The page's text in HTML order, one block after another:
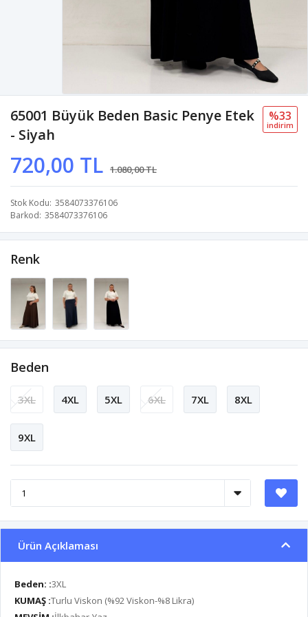
65001 Büyük Beden Basic Penye Etek
- Siyah
720,00 TL 1.080,00 TL
%33
i̇ndi̇ri̇m
Stok Kodu 3584073376106
Barkod 3584073376106
Renk
Beden
3XL 4XL 5XL 6XL 7XL 8XL
9XL
Ürün Açıklaması
Beden: :3XL
KUMAŞ :Turlu Viskon (%92 Viskon-%8 Likra)